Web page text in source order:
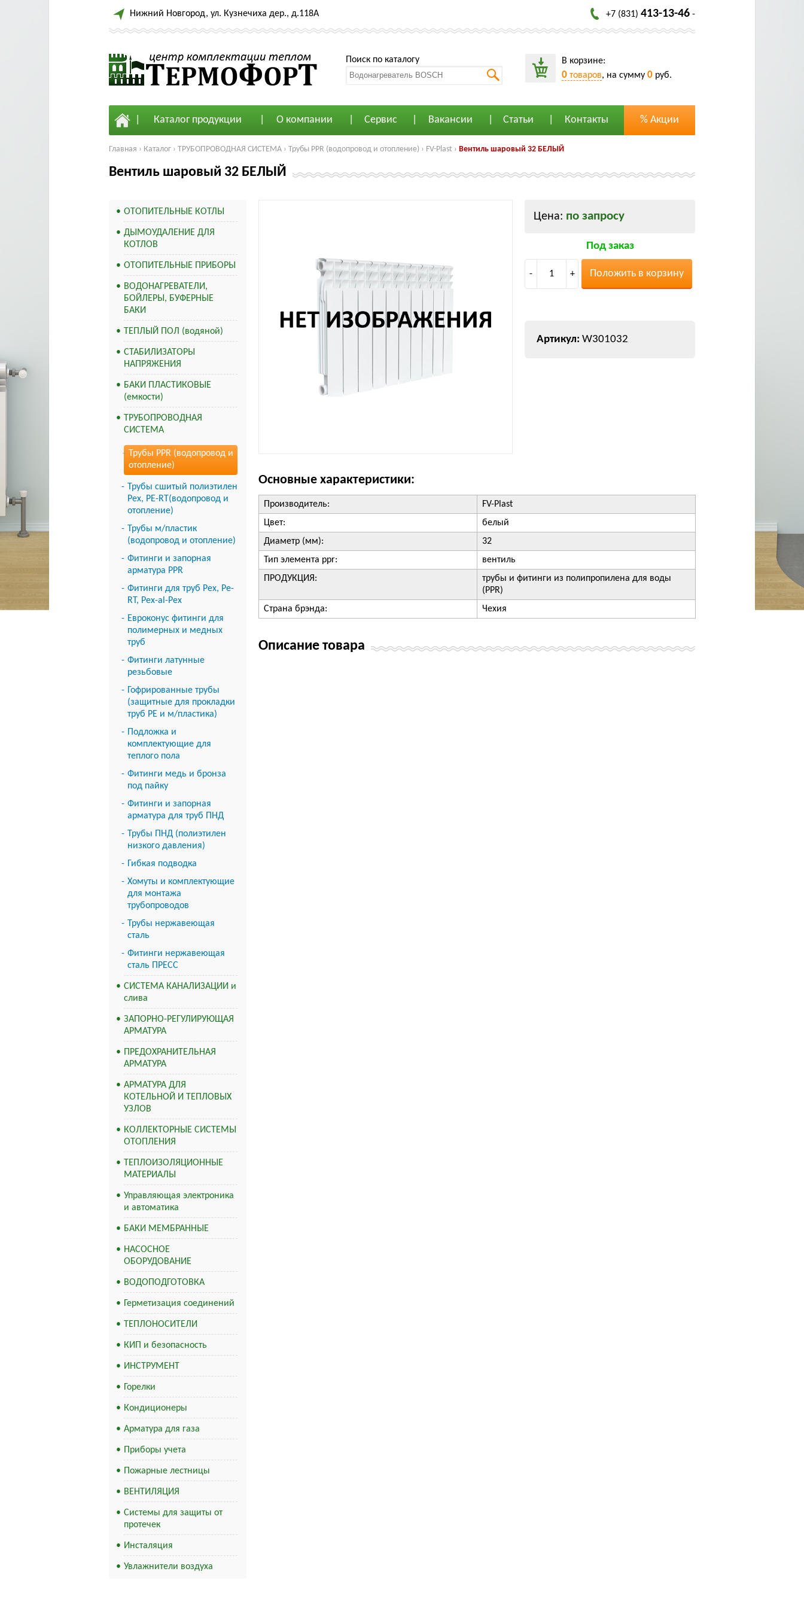
Нижний Новгород, ул. Кузнечиха дер., д.118А +7 (831) 413-13-46 -
Поиск по каталогу В корзине:
0 товаров, на сумму 0 руб.
Каталог продукции О компании Сервис Вакансии Статьи Контакты % Акции
Главная › Каталог › ТРУБОПРОВОДНАЯ СИСТЕМА › Трубы PPR (водопровод и отопление) › FV-Plast › Вентиль шаровый 32 БЕЛЫЙ
Вентиль шаровый 32 БЕЛЫЙ
ОТОПИТЕЛЬНЫЕ КОТЛЫ
ДЫМОУДАЛЕНИЕ ДЛЯ
КОТЛОВ
ОТОПИТЕЛЬНЫЕ ПРИБОРЫ
ВОДОНАГРЕВАТЕЛИ,
БОЙЛЕРЫ, БУФЕРНЫЕ
БАКИ
ТЕПЛЫЙ ПОЛ (водяной)
СТАБИЛИЗАТОРЫ
НАПРЯЖЕНИЯ
БАКИ ПЛАСТИКОВЫЕ
(емкости)
ТРУБОПРОВОДНАЯ
СИСТЕМА
Трубы PPR (водопровод и
отопление)
Трубы сшитый полиэтилен
Pex, PE-RT(водопровод и
отопление)
Трубы м/пластик
(водопровод и отопление)
Фитинги и запорная
арматура PPR
Фитинги для труб Pex, Pe-
RT, Pex-al-Pex
Евроконус фитинги для
полимерных и медных
труб
Фитинги латунные
резьбовые
Гофрированные трубы
(защитные для прокладки
труб PE и м/пластика)
Подложка и
комплектующие для
теплого пола
Фитинги медь и бронза
под пайку
Фитинги и запорная
арматура для труб ПНД
Трубы ПНД (полиэтилен
низкого давления)
Гибкая подводка
Хомуты и комплектующие
для монтажа
трубопроводов
Трубы нержавеющая
сталь
Фитинги нержавеющая
сталь ПРЕСС
СИСТЕМА КАНАЛИЗАЦИИ и
слива
ЗАПОРНО-РЕГУЛИРУЮЩАЯ
АРМАТУРА
ПРЕДОХРАНИТЕЛЬНАЯ
АРМАТУРА
АРМАТУРА ДЛЯ
КОТЕЛЬНОЙ И ТЕПЛОВЫХ
УЗЛОВ
КОЛЛЕКТОРНЫЕ СИСТЕМЫ
ОТОПЛЕНИЯ
ТЕПЛОИЗОЛЯЦИОННЫЕ
МАТЕРИАЛЫ
Управляющая электроника
и автоматика
БАКИ МЕМБРАННЫЕ
НАСОСНОЕ
ОБОРУДОВАНИЕ
ВОДОПОДГОТОВКА
Герметизация соединений
ТЕПЛОНОСИТЕЛИ
КИП и безопасность
ИНСТРУМЕНТ
Горелки
Кондиционеры
Арматура для газа
Приборы учета
Пожарные лестницы
ВЕНТИЛЯЦИЯ
Системы для защиты от
протечек
Инсталяция
Увлажнители воздуха
Цена: по запросу
Под заказ
- 1 + Положить в корзину
W301032
Основные характеристики:
Производитель:
FV-Plast
Цвет:
белый
Диаметр (мм):
32
Тип элемента ppr:
вентиль
ПРОДУКЦИЯ:
трубы и фитинги из полипропилена для воды
(PPR)
Страна брэнда:
Чехия
Описание товара